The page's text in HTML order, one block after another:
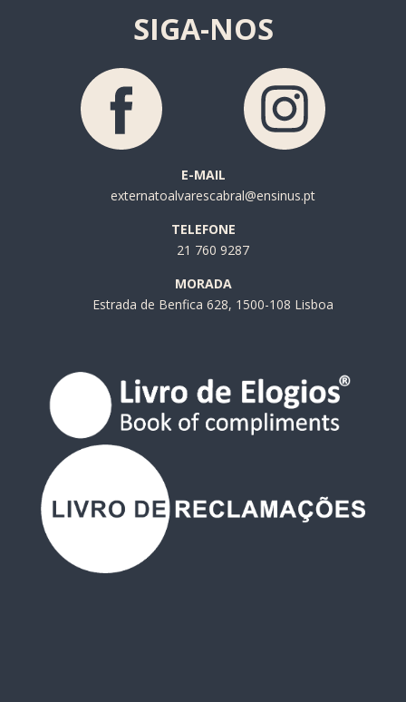
SIGA-NOS
E-MAIL
externatoalvarescabral@ensinus.pt
TELEFONE
21 760 9287
MORADA
Estrada de Benfica 628, 1500-108 Lisboa